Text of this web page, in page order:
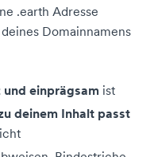
.earth Adresse
Domainnamens
und einprägsam ist
deinem Inhalt passt